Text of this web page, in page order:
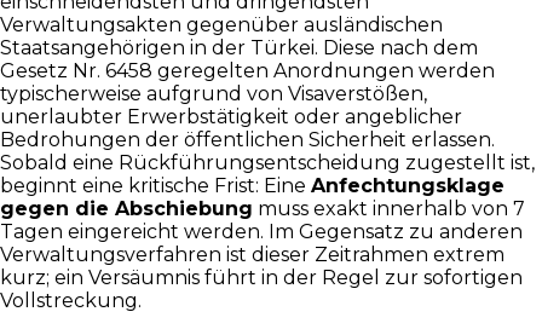
Verwaltungsakten gegenüber ausländischen
Staatsangehörigen in der Türkei. Diese nach dem
Gesetz Nr. 6458 geregelten Anordnungen werden
typischerweise aufgrund von Visaverstößen,
unerlaubter Erwerbstätigkeit oder angeblicher
Bedrohungen der öffentlichen Sicherheit erlassen.
Sobald eine Rückführungsentscheidung zugestellt ist,
beginnt eine kritische Frist: Eine Anfechtungsklage
gegen die Abschiebung muss exakt innerhalb von 7
Tagen eingereicht werden. Im Gegensatz zu anderen
Verwaltungsverfahren ist dieser Zeitrahmen extrem
kurz; ein Versäumnis führt in der Regel zur sofortigen
Vollstreckung.